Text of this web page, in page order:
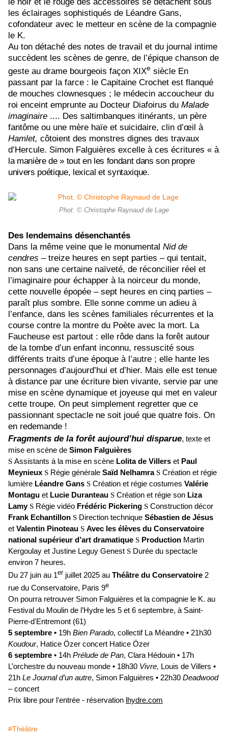
les éclairages sophistiqués de Léandre Gans,
cofondateur avec le metteur en scène de la compagnie
le K.
Au ton détaché des notes de travail et du journal intime
succèdent les scènes de genre, de l’épique chanson de
geste au drame bourgeois façon XIXe siècle En
passant par la farce : le Capitaine Crochet est flanqué
de mouches clownesques ; le médecin accoucheur du
roi enceint emprunte au Docteur Diafoirus du Malade
imaginaire .... Des saltimbanques itinérants, un père
fantôme ou une mère haïe et suicidaire, clin d’œil à
Hamlet, côtoient des monstres dignes des travaux
d’Hercule. Simon Falguières excelle à ces écritures « à
la manière de » tout en les fondant dans son propre
univers poétique, lexical et syntaxique.
Phot. © Christophe Raynaud de Lage
Des lendemains désenchantés
Dans la même veine que le monumental Nid de
cendres – treize heures en sept parties – qui tentait,
non sans une certaine naïveté, de réconcilier réel et
l’imaginaire pour échapper à la noirceur du monde,
cette nouvelle épopée – sept heures en cinq parties –
paraît plus sombre. Elle sonne comme un adieu à
l’enfance, dans les scènes familiales récurrentes et la
course contre la montre du Poète avec la mort. La
Faucheuse est partout : elle rôde dans la forêt autour
de la tombe d’un enfant inconnu, ressuscité sous
différents traits d’une époque à l’autre ; elle hante les
personnages d’aujourd’hui et d’hier. Mais elle est tenue
à distance par une écriture bien vivante, servie par une
mise en scène dynamique et joyeuse qui met en valeur
cette troupe. On peut simplement regretter que ce
passionnant spectacle ne soit joué que quatre fois. On
en redemande !
Fragments de la forêt aujourd’hui disparue, texte et
mise en scène de Simon Falguières
S Assistants à la mise en scène Lolita de Villers et Paul
Meynieux S Régie générale Saïd Nelhamra S Création et régie
lumière Léandre Gans S Création et régie costumes Valérie
Montagu et Lucie Duranteau S Création et régie son Liza
Lamy S Régie vidéo Frédéric Pickering S Construction décor
Frank Echantillon S Direction technique Sébastien de Jésus
et Valentin Pinoteau S Avec les élèves du Conservatoire
national supérieur d’art dramatique S Production Martin
Kergoulay et Justine Leguy Genest S Durée du spectacle
environ 7 heures.
Du 27 juin au 1er juillet 2025 au Théâtre du Conservatoire 2
rue du Conservatoire, Paris 9e
On pourra retrouver Simon Falguières et la compagnie le K. au
Festival du Moulin de l’Hydre les 5 et 6 septembre, à Saint-
Pierre-d'Entremont (61)
5 septembre • 19h Bien Parado, collectif La Méandre • 21h30
Koudour, Hatice Özer concert Hatice Özer
6 septembre • 14h Prélude de Pan, Clara Hédouin • 17h
L’orchestre du nouveau monde • 18h30 Vivre, Louis de Villers •
21h Le Journal d’un autre, Simon Falguières • 22h30 Deadwood
– concert
Prix libre pour l'entrée - réservation lhydre.com
#Théâtre